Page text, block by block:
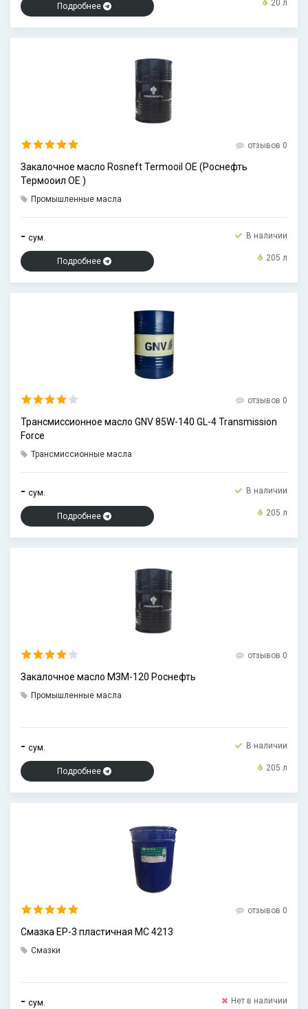
Подробнее 20 л
отзывов 0
Закалочное масло Rosneft Termooil OE (Роснефть
Термооил ОЕ )
Промышленные масла
- сум. В наличии
Подробнее 205 л
отзывов 0
Трансмиссионное масло GNV 85W-140 GL-4 Transmission
Force
Трансмиссионные масла
- сум. В наличии
Подробнее 205 л
отзывов 0
Закалочное масло МЗМ-120 Роснефть
Промышленные масла
- сум. В наличии
Подробнее 205 л
отзывов 0
Смазка EP-3 пластичная МС 4213
Смазки
- сум. Нет в наличии